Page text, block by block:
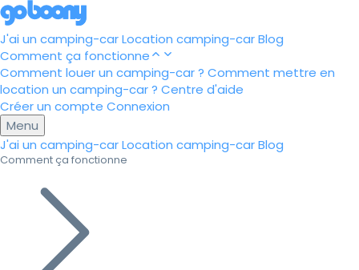
J'ai un camping-carLocation camping-carBlog
Comment ça fonctionne
Comment louer un camping-car ? Comment mettre en
location un camping-car ? Centre d'aide
Créer un compte Connexion
Menu
J'ai un camping-carLocation camping-carBlog
Comment ça fonctionne